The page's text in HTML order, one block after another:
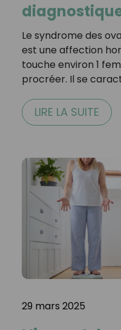
Le syndrome des
est une affection
touche environ 1
procréer. Il se
LIRE LA SUITE
29 mars 2025